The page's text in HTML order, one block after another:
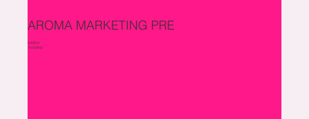
AROMA MARKETING PRE
KASÍNA
A HERNE